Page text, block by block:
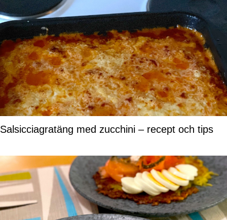
Salsicciagratäng med zucchini – recept och tips